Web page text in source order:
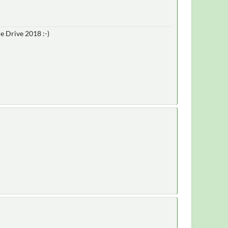
Drive 2018 :-)